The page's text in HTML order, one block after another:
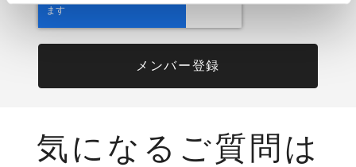
気になるご質問は